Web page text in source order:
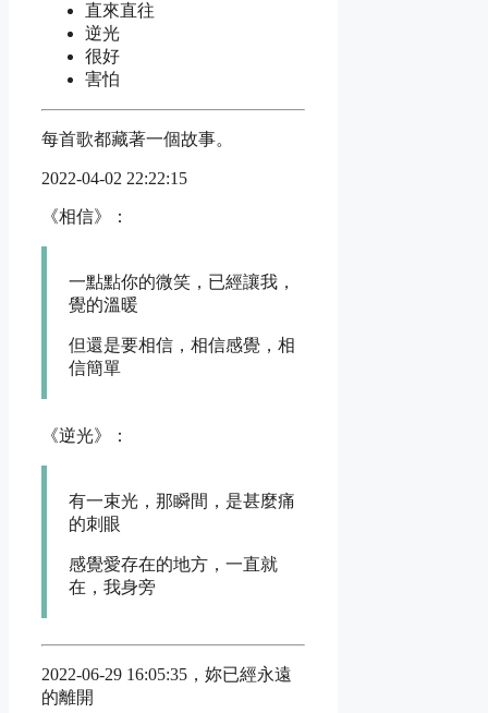
直來直往
逆光
很好
害怕
每首歌都藏著一個故事。
2022-04-02 22:22:15
《相信》：
一點點你的微笑，已經讓我，
覺的溫暖
但還是要相信，相信感覺，相
信簡單
《逆光》：
有一束光，那瞬間，是甚麼痛
的刺眼
感覺愛存在的地方，一直就
在，我身旁
2022-06-29 16:05:35，妳已經永遠
的離開